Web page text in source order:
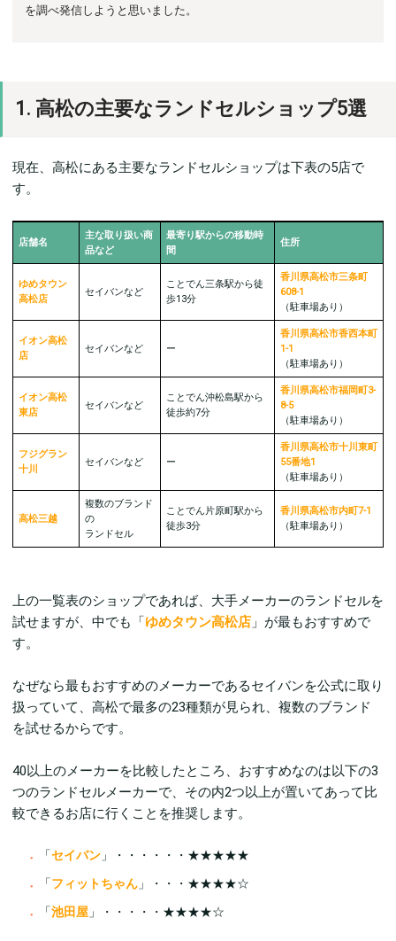
を調べ発信しようと思いました。
1. 高松の主要なランドセルショップ5選
現在、高松にある主要なランドセルショップは下表の5店で
す。
店舗名
主な取り扱い商
品など
最寄り駅からの移動時
間
住所
ゆめタウン
高松店
セイバンなど
ことでん三条駅から徒
歩13分
香川県高松市三条町
608-1
（駐車場︎︎︎あり）
イオン高松
店
セイバンなど ー
香川県高松市香西本町
1-1
（駐車場︎︎︎あり）
イオン高松
東店
セイバンなど
ことでん沖松島駅から
徒歩約7分
香川県高松市福岡町3-
8-5
（駐車場︎︎︎あり）
フジグラン
十川
セイバンなど ー
香川県高松市十川東町
55番地1
（駐車場︎︎︎あり）
高松三越
複数のブランド
の
ランドセル
ことでん片原町駅から
徒歩3分
香川県高松市内町7-1
（駐車場︎︎︎あり）
上の一覧表のショップであれば、大手メーカーのランドセルを
試せますが、中でも「ゆめタウン高松店 」が最もおすすめで
す。
なぜなら最もおすすめのメーカーであるセイバンを公式に取り
扱っていて、高松で最多の23種類が見られ、複数のブランド
を試せるからです。
40以上のメーカーを比較したところ、おすすめなのは以下の3
つのランドセルメーカーで、その内2つ以上が置いてあって比
較できるお店に行くことを推奨します。
「セイバン 」・・・・・・★★★★★
「フィットちゃん 」・・・★★★★☆
「池田屋 」・・・・・★★★★☆